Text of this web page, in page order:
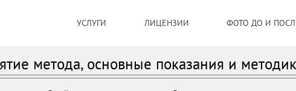
УСЛУГИ ЛИЦЕНЗИИ ФОТО ДО И
метода, основные показания и